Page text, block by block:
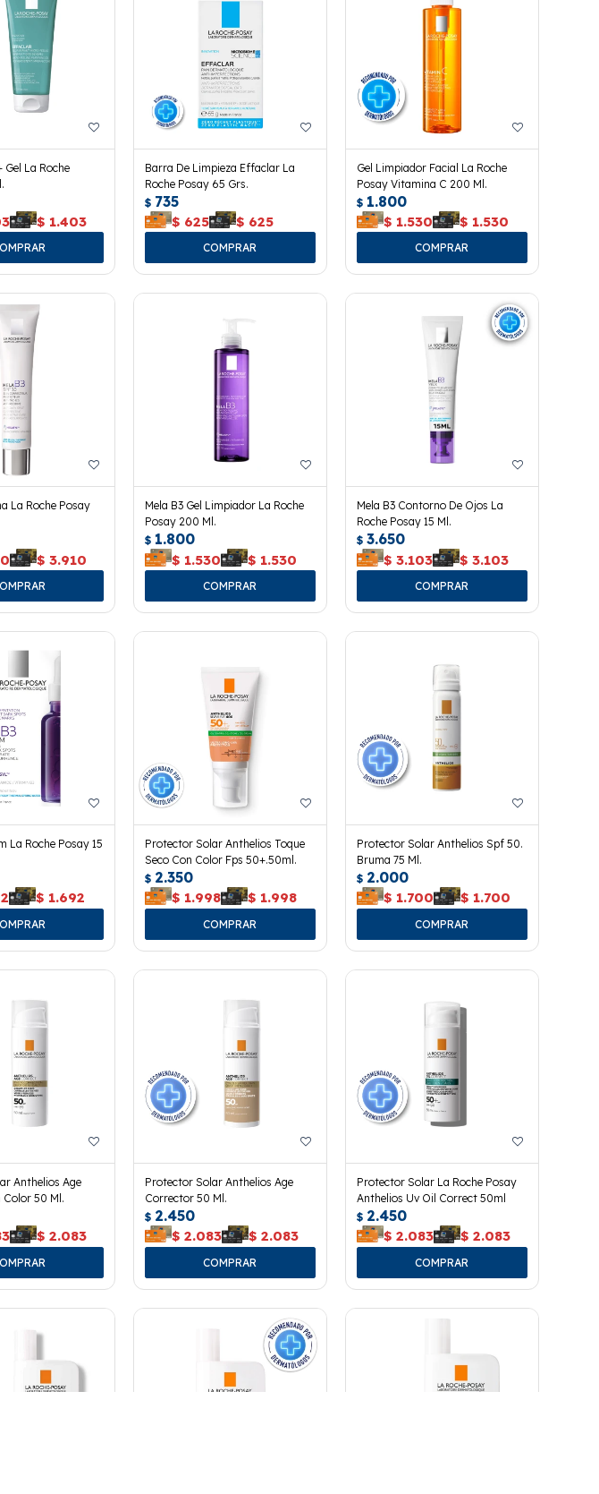
La Roche
$ 1.403
Barra De Limpieza Effaclar La
Roche Posay 65 Grs.
$ 735
$ 625 $ 625
Gel Limpiador Facial La Roche
Posay Vitamina C 200 Ml.
$ 1.800
$ 1.530 $ 1.530
La Roche Posay
$ 3.910
Mela B3 Gel Limpiador La Roche
Posay 200 Ml.
$ 1.800
$ 1.530 $ 1.530
Mela B3 Contorno De Ojos La
Roche Posay 15 Ml.
$ 3.650
$ 3.103 $ 3.103
La Roche Posay 15
$ 1.692
Protector Solar Anthelios Toque
Seco Con Color Fps 50+.50ml.
$ 2.350
$ 1.998 $ 1.998
Protector Solar Anthelios Spf 50.
Bruma 75 Ml.
$ 2.000
$ 1.700 $ 1.700
Anthelios Age
50 Ml.
$ 2.083
Protector Solar Anthelios Age
Corrector 50 Ml.
$ 2.450
$ 2.083 $ 2.083
Protector Solar La Roche Posay
Anthelios Uv Oil Correct 50ml
$ 2.450
$ 2.083 $ 2.083